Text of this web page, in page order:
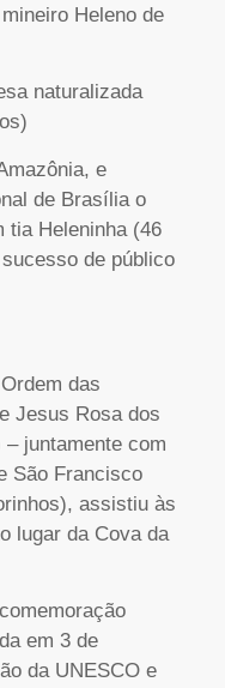
Heleno de
naturalizada
e
de Brasília o
tia Heleninha (46
de público
das
Jesus Rosa dos
juntamente com
São Francisco
assistiu às
lugar da Cova da
em 3 de
da UNESCO e